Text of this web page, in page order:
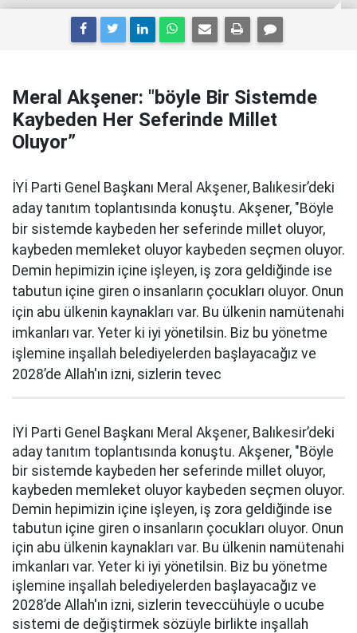
Meral Akşener: "böyle Bir Sistemde
Kaybeden Her Seferinde Millet
Oluyor”
İYİ Parti Genel Başkanı Meral Akşener, Balıkesir’deki
aday tanıtım toplantısında konuştu. Akşener, "Böyle
bir sistemde kaybeden her seferinde millet oluyor,
kaybeden memleket oluyor kaybeden seçmen oluyor.
Demin hepimizin içine işleyen, iş zora geldiğinde ise
tabutun içine giren o insanların çocukları oluyor. Onun
için abu ülkenin kaynakları var. Bu ülkenin namütenahi
imkanları var. Yeter ki iyi yönetilsin. Biz bu yönetme
işlemine inşallah belediyelerden başlayacağız ve
2028’de Allah'ın izni, sizlerin tevec
İYİ Parti Genel Başkanı Meral Akşener, Balıkesir’deki
aday tanıtım toplantısında konuştu. Akşener, "Böyle
bir sistemde kaybeden her seferinde millet oluyor,
kaybeden memleket oluyor kaybeden seçmen oluyor.
Demin hepimizin içine işleyen, iş zora geldiğinde ise
tabutun içine giren o insanların çocukları oluyor. Onun
için abu ülkenin kaynakları var. Bu ülkenin namütenahi
imkanları var. Yeter ki iyi yönetilsin. Biz bu yönetme
işlemine inşallah belediyelerden başlayacağız ve
2028’de Allah'ın izni, sizlerin teveccühüyle o ucube
sistemi de değiştirmek sözüyle birlikte inşallah